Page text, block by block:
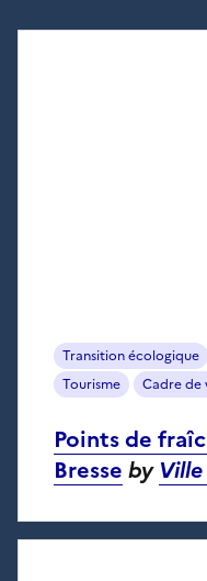
Transition écologique
Tourisme
Cadre de
Points de
Bresse by